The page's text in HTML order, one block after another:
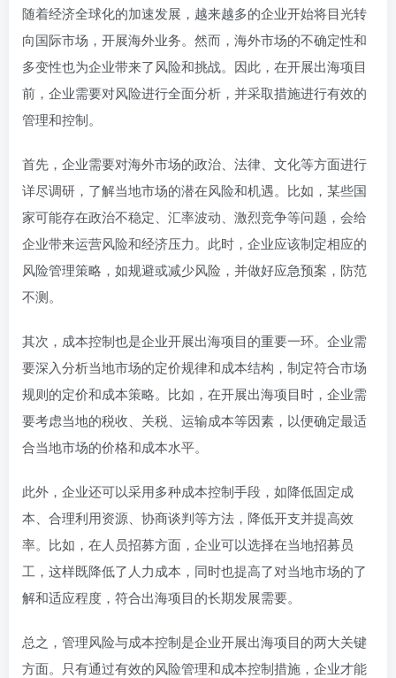
随着经济全球化的加速发展，越来越多的企业开始将目光转
向国际市场，开展海外业务。然而，海外市场的不确定性和
多变性也为企业带来了风险和挑战。因此，在开展出海项目
前，企业需要对风险进行全面分析，并采取措施进行有效的
管理和控制。
首先，企业需要对海外市场的政治、法律、文化等方面进行
详尽调研，了解当地市场的潜在风险和机遇。比如，某些国
家可能存在政治不稳定、汇率波动、激烈竞争等问题，会给
企业带来运营风险和经济压力。此时，企业应该制定相应的
风险管理策略，如规避或减少风险，并做好应急预案，防范
不测。
其次，成本控制也是企业开展出海项目的重要一环。企业需
要深入分析当地市场的定价规律和成本结构，制定符合市场
规则的定价和成本策略。比如，在开展出海项目时，企业需
要考虑当地的税收、关税、运输成本等因素，以便确定最适
合当地市场的价格和成本水平。
此外，企业还可以采用多种成本控制手段，如降低固定成
本、合理利用资源、协商谈判等方法，降低开支并提高效
率。比如，在人员招募方面，企业可以选择在当地招募员
工，这样既降低了人力成本，同时也提高了对当地市场的了
解和适应程度，符合出海项目的长期发展需要。
总之，管理风险与成本控制是企业开展出海项目的两大关键
方面。只有通过有效的风险管理和成本控制措施，企业才能